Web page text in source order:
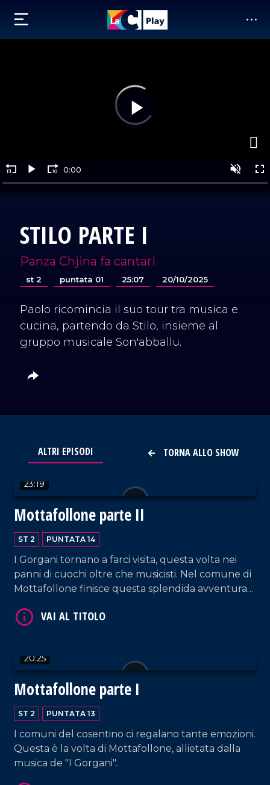
STILO PARTE I
Panza Chjina fa cantari
st 2 puntata 01 25:07 20/10/2025
Paolo ricomincia il suo tour tra musica e
cucina, partendo da Stilo, insieme al
gruppo musicale Son'abballu.
TORNA ALLO SHOW
ALTRI EPISODI
23:19
Mottafollone parte II
ST 2 PUNTATA 14
I Gorgani tornano a farci visita, questa volta nei
panni di cuochi oltre che musicisti. Nel comune di
Mottafollone finisce questa splendida avventura
20:25
Mottafollone parte I
ST 2 PUNTATA 13
I comuni del cosentino ci regalano tante emozioni.
Questa è la volta di Mottafollone, allietata dalla
musica de "I Gorgani".
VAI AL TITOLO